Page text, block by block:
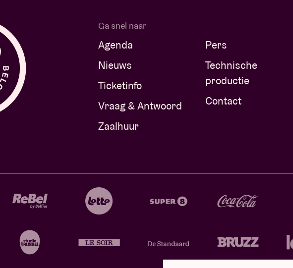
Ga snel naar
Agenda
Nieuws
Ticketinfo
Vraag & Antwoord
Zaalhuur
Pers
Technische
productie
Contact